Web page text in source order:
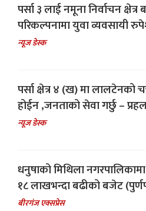
पर्सा ३ लाई नमूना निर्वाचन क्षेत्र
परिकल्पनामा युवा व्यवसायी
न्यूज डेस्क
पर्सा क्षेत्र ४ (ख) मा लालटेनको
होईन ,जनताको सेवा गर्छु –
न्यूज डेस्क
धनुषाको मिथिला
१८ लाखभन्दा बढीको बजेट
बीरगंज एक्सप्रेस